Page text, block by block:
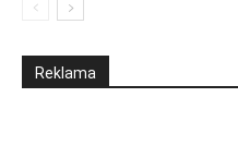
Reklama